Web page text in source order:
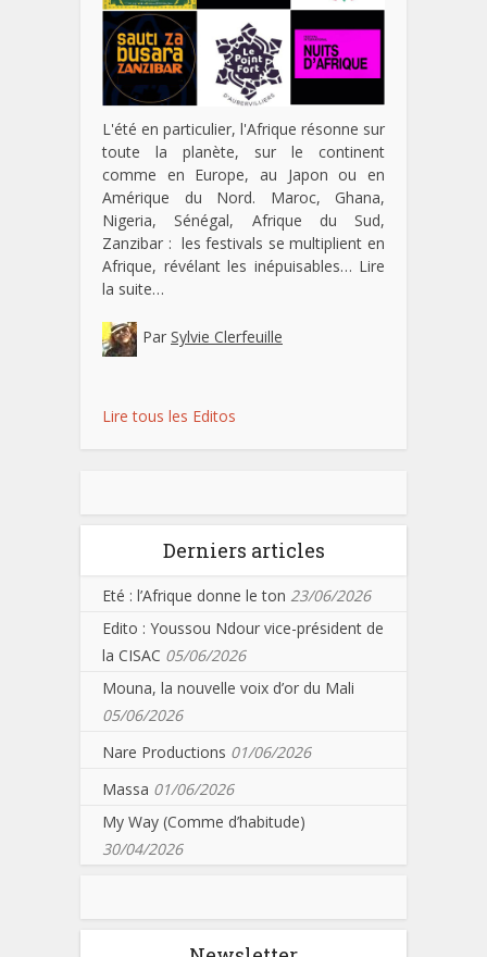
L'été en particulier, l'Afrique résonne sur
toute la planète, sur le continent
comme en Europe, au Japon ou en
Amérique du Nord. Maroc, Ghana,
Nigeria, Sénégal, Afrique du Sud,
Zanzibar : les festivals se multiplient en
Afrique, révélant les inépuisables… Lire
la suite…
Par Sylvie Clerfeuille
Lire tous les Editos
Derniers articles
Eté : l’Afrique donne le ton 23/06/2026
Edito : Youssou Ndour vice-président de
la CISAC 05/06/2026
Mouna, la nouvelle voix d’or du Mali
05/06/2026
Nare Productions 01/06/2026
Massa 01/06/2026
My Way (Comme d’habitude)
30/04/2026